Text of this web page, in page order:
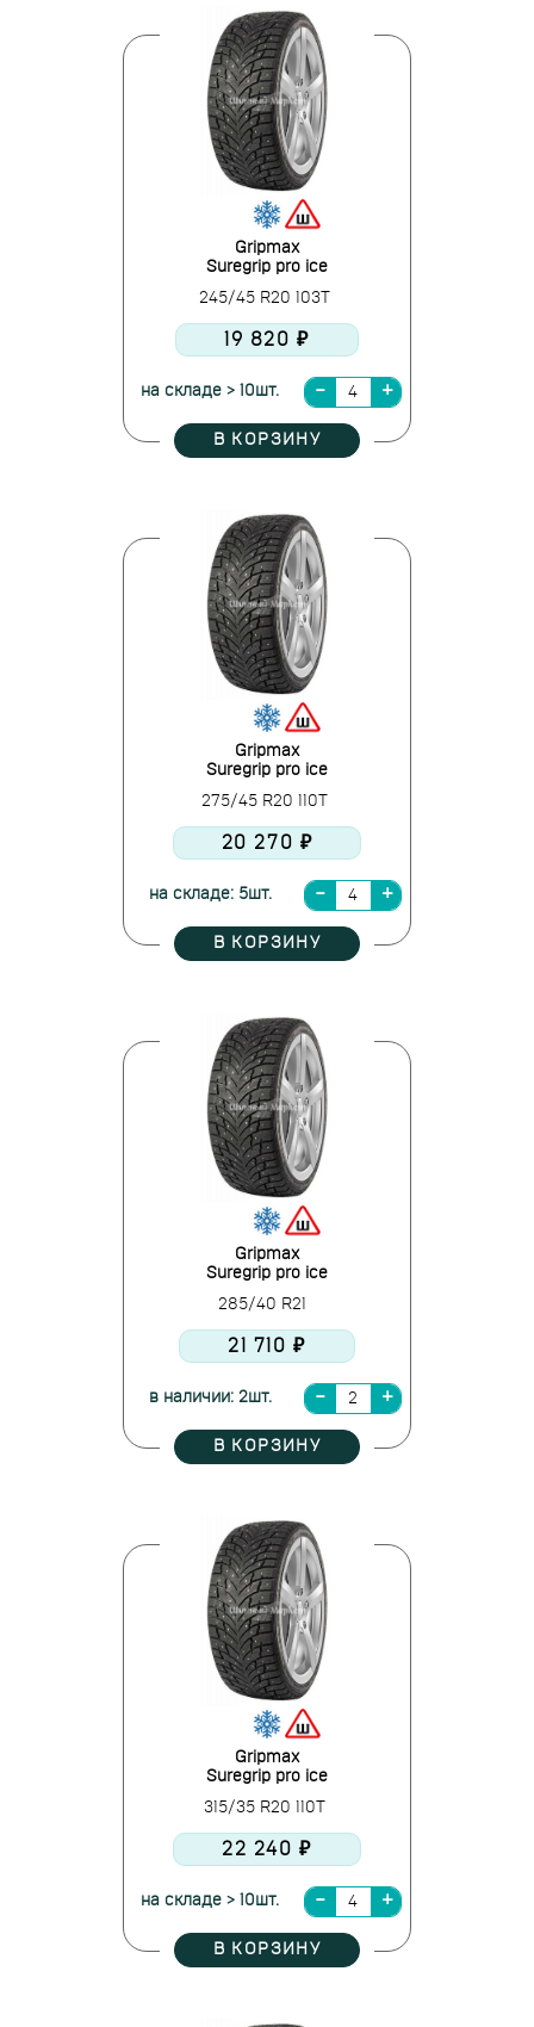
Gripmax
Suregrip pro ice
245/45 R20 103T
19 820 ₽
на складе > 10шт.
В КОРЗИНУ
Gripmax
Suregrip pro ice
275/45 R20 110T
20 270 ₽
на складе: 5шт.
В КОРЗИНУ
Gripmax
Suregrip pro ice
285/40 R21
21 710 ₽
в наличии: 2шт.
В КОРЗИНУ
Gripmax
Suregrip pro ice
315/35 R20 110T
22 240 ₽
на складе > 10шт.
В КОРЗИНУ